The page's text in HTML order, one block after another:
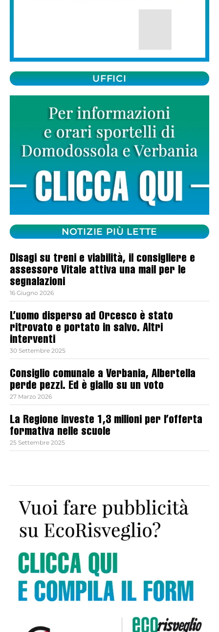
UFFICI
NOTIZIE PIÙ LETTE
Disagi su treni e viabilità, il consigliere e
assessore Vitale attiva una mail per le
segnalazioni
16 Giugno 2026
L’uomo disperso ad Orcesco è stato
ritrovato e portato in salvo. Altri
interventi
30 Settembre 2025
Consiglio comunale a Verbania, Albertella
perde pezzi. Ed è giallo su un voto
27 Marzo 2026
La Regione investe 1,3 milioni per l’offerta
formativa nelle scuole
25 Settembre 2025